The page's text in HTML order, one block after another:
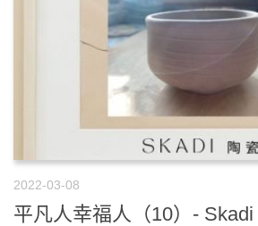
2022-03-08
平凡人幸福人（10）- Skadi